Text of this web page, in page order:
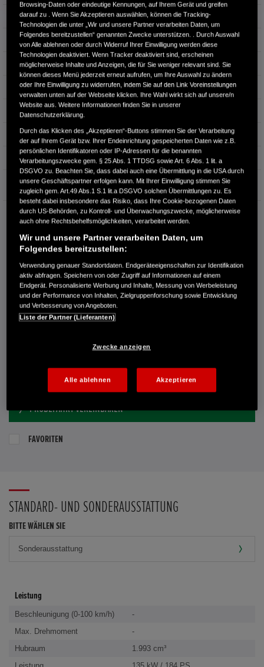
Kraftstoffart Benzin
Getriebe Automatik
Türen 4
Leistung 135 kW / 184 PS
Hubraum 1.993 cm³
Erstzulassung 05.2025
Bauart SUV
Garantie
HONDA CENTER GMBH
Richard Lehmann Str. 119
04103 Leipzig
RUFEN SIE UNS AN:
0341 - 600 77 0
Route planen
Händlerbestand anzeigen
E-MAIL-ANFRAGE
PROBEFAHRT VEREINBAREN
FAVORITEN
STANDARD- UND SONDERAUSSTATTUNG
BITTE WÄHLEN SIE
Leistung
Beschleunigung (0-100 km/h)
-
Max. Drehmoment
-
Hubraum
1.993 cm³
Leistung
135 kW / 184 PS
Browsing-Daten oder eindeutige Kennungen, auf Ihrem Gerät und greifen
darauf zu . Wenn Sie Akzeptieren auswählen, können die Tracking-
Technologien die unter „Wir und unsere Partner verarbeiten Daten, um
Folgendes bereitzustellen“ genannten Zwecke unterstützen. . Durch Auswahl
von Alle ablehnen oder durch Widerruf Ihrer Einwilligung werden diese
Technologien deaktiviert. Wenn Tracker deaktiviert sind, erscheinen
möglicherweise Inhalte und Anzeigen, die für Sie weniger relevant sind. Sie
können dieses Menü jederzeit erneut aufrufen, um Ihre Auswahl zu ändern
oder Ihre Einwilligung zu widerrufen, indem Sie auf den Link Voreinstellungen
verwalten unten auf der Webseite klicken. Ihre Wahl wirkt sich auf unsere/n
Website aus. Weitere Informationen finden Sie in unserer
Datenschutzerklärung.
Durch das Klicken des „Akzeptieren“-Buttons stimmen Sie der Verarbeitung
der auf Ihrem Gerät bzw. Ihrer Endeinrichtung gespeicherten Daten wie z.B.
persönlichen Identifikatoren oder IP-Adressen für die benannten
Verarbeitungszwecke gem. § 25 Abs. 1 TTDSG sowie Art. 6 Abs. 1 lit. a
DSGVO zu. Beachten Sie, dass dabei auch eine Übermittlung in die USA durch
unsere Geschäftspartner erfolgen kann. Mit Ihrer Einwilligung stimmen Sie
zugleich gem. Art.49 Abs.1 S.1 lit.a DSGVO solchen Übermittlungen zu. Es
besteht dabei insbesondere das Risiko, dass Ihre Cookie-bezogenen Daten
durch US-Behörden, zu Kontroll- und Überwachungszwecke, möglicherweise
auch ohne Rechtsbehelfsmöglichkeiten, verarbeitet werden.
Wir und unsere Partner verarbeiten Daten, um
Folgendes bereitzustellen:
Verwendung genauer Standortdaten. Endgeräteeigenschaften zur Identifikation
aktiv abfragen. Speichern von oder Zugriff auf Informationen auf einem
Endgerät. Personalisierte Werbung und Inhalte, Messung von Werbeleistung
und der Performance von Inhalten, Zielgruppenforschung sowie Entwicklung
und Verbesserung von Angeboten.
Liste der Partner (Lieferanten)
Zwecke anzeigen
Alle ablehnen Akzeptieren